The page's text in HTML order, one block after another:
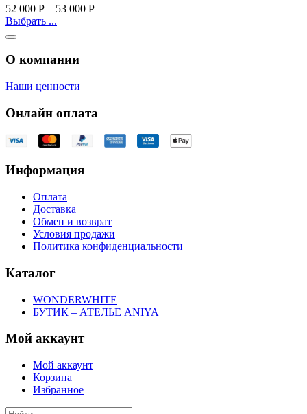
52 000 Р – 53 000 Р
Выбрать ...
О компании
Наши ценности
Онлайн оплата
Информация
Оплата
Доставка
Обмен и возврат
Условия продажи
Политика конфиденциальности
Каталог
WONDERWHITE
БУТИК – АТЕЛЬЕ ANIYA
Мой аккаунт
Мой аккаунт
Корзина
Избранное